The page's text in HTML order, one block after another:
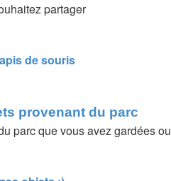
partager
de souris
provenant du parc
parc que vous avez gardées